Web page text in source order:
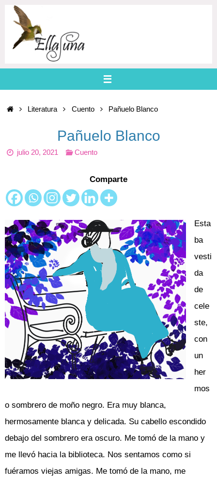
Skip
content
HomeLiteratura Cuento Pañuelo Blanco
Pañuelo Blanco
julio 20, 2021 Cuento
Comparte
Esta
ba
vesti
da
de
cele
ste,
con
un
her
mos
o sombrero de moño negro. Era muy blanca,
hermosamente blanca y delicada. Su cabello escondido
debajo del sombrero era oscuro. Me tomó de la mano y
me llevó hacia la biblioteca. Nos sentamos como si
fuéramos viejas amigas. Me tomó de la mano, me